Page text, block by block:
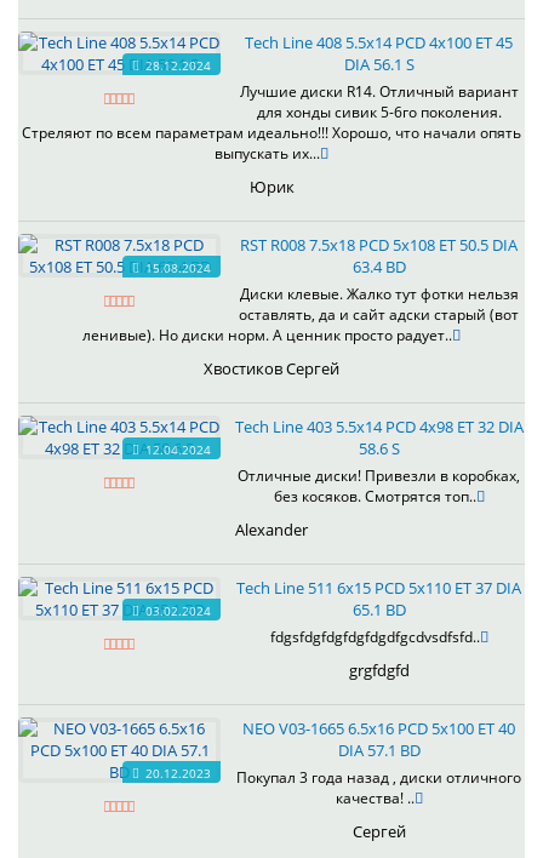
28.12.2024
Tech Line 408 5.5x14 PCD 4x100 ET 45
DIA 56.1 S
Лучшие диски R14. Отличный вариант
для хонды сивик 5-6го поколения.
Стреляют по всем параметрам идеально!!! Хорошо, что начали опять
выпускать их...
Юрик
15.08.2024
RST R008 7.5x18 PCD 5x108 ET 50.5 DIA
63.4 BD
Диски клевые. Жалко тут фотки нельзя
оставлять, да и сайт адски старый (вот
ленивые). Но диски норм. А ценник просто радует..
Хвостиков Сергей
12.04.2024
Tech Line 403 5.5x14 PCD 4x98 ET 32 DIA
58.6 S
Отличные диски! Привезли в коробках,
без косяков. Смотрятся топ..
Alexander
03.02.2024
Tech Line 511 6x15 PCD 5x110 ET 37 DIA
65.1 BD
fdgsfdgfdgfdgfdgdfgcdvsdfsfd..
grgfdgfd
20.12.2023
NEO V03-1665 6.5x16 PCD 5x100 ET 40
DIA 57.1 BD
Покупал 3 года назад , диски отличного
качества! ..
Сергей